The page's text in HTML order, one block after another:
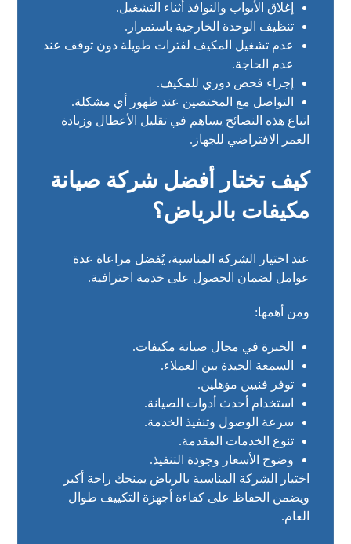
إغلاق الأبواب والنوافذ أثناء التشغيل.
تنظيف الوحدة الخارجية باستمرار.
عدم تشغيل المكيف لفترات طويلة دون توقف عند
عدم الحاجة.
إجراء فحص دوري للمكيف.
التواصل مع المختصين عند ظهور أي مشكلة.
اتباع هذه النصائح يساهم في تقليل الأعطال وزيادة
العمر الافتراضي للجهاز.
كيف تختار أفضل شركة صيانة
مكيفات بالرياض؟
عند اختيار الشركة المناسبة، يُفضل مراعاة عدة
عوامل لضمان الحصول على خدمة احترافية.
ومن أهمها:
الخبرة في مجال صيانة مكيفات.
السمعة الجيدة بين العملاء.
توفر فنيين مؤهلين.
استخدام أحدث أدوات الصيانة.
سرعة الوصول وتنفيذ الخدمة.
تنوع الخدمات المقدمة.
وضوح الأسعار وجودة التنفيذ.
اختيار الشركة المناسبة بالرياض يمنحك راحة أكبر
ويضمن الحفاظ على كفاءة أجهزة التكييف طوال
العام.